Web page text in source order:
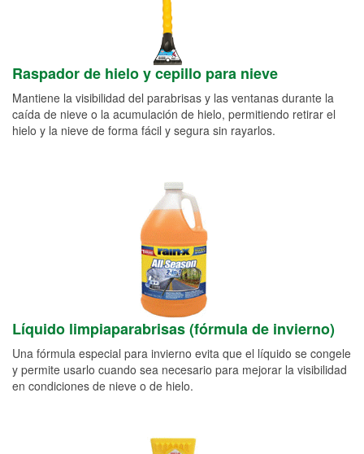
Raspador de hielo y cepillo para nieve
Mantiene la visibilidad del parabrisas y las ventanas durante la
caída de nieve o la acumulación de hielo, permitiendo retirar el
hielo y la nieve de forma fácil y segura sin rayarlos.
Líquido limpiaparabrisas (fórmula de invierno)
Una fórmula especial para invierno evita que el líquido se congele
y permite usarlo cuando sea necesario para mejorar la visibilidad
en condiciones de nieve o de hielo.